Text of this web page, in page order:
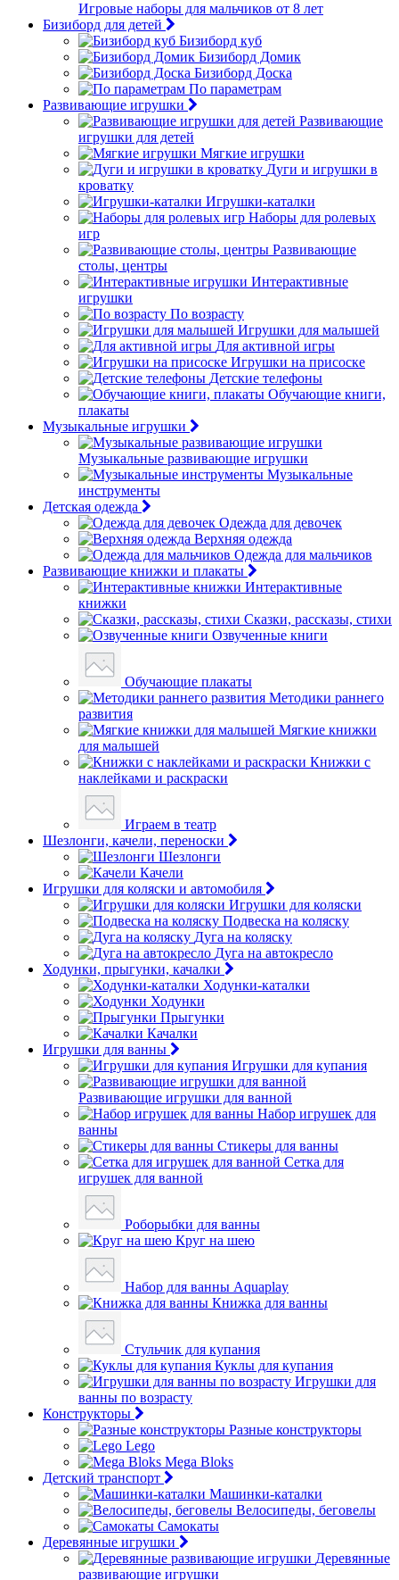
Игровые наборы для мальчиков от 8 лет
Бизиборд для детей
Бизиборд куб
Бизиборд Домик
Бизиборд Доска
По параметрам
Развивающие игрушки
Развивающие
игрушки для детей
Мягкие игрушки
Дуги и игрушки в
кроватку
Игрушки-каталки
Наборы для ролевых
игр
Развивающие
столы, центры
Интерактивные
игрушки
По возрасту
Игрушки для малышей
Для активной игры
Игрушки на присоске
Детские телефоны
Обучающие книги,
плакаты
Музыкальные игрушки
Музыкальные развивающие игрушки
Музыкальные
инструменты
Детская одежда
Одежда для девочек
Верхняя одежда
Одежда для мальчиков
Развивающие книжки и плакаты
Интерактивные
книжки
Сказки, рассказы, стихи
Озвученные книги
Обучающие плакаты
Методики раннего
развития
Мягкие книжки
для малышей
Книжки с
наклейками и раскраски
Играем в театр
Шезлонги, качели, переноски
Шезлонги
Качели
Игрушки для коляски и автомобиля
Игрушки для коляски
Подвеска на коляску
Дуга на коляску
Дуга на автокресло
Ходунки, прыгунки, качалки
Ходунки-каталки
Ходунки
Прыгунки
Качалки
Игрушки для ванны
Игрушки для купания
Развивающие игрушки для ванной
Набор игрушек для
ванны
Стикеры для ванны
Сетка для
игрушек для ванной
Роборыбки для ванны
Круг на шею
Набор для ванны Aquaplay
Книжка для ванны
Стульчик для купания
Куклы для купания
Игрушки для
ванны по возрасту
Конструкторы
Разные конструкторы
Lego
Mega Bloks
Детский транспорт
Машинки-каталки
Велосипеды, беговелы
Самокаты
Деревянные игрушки
Деревянные
развивающие игрушки